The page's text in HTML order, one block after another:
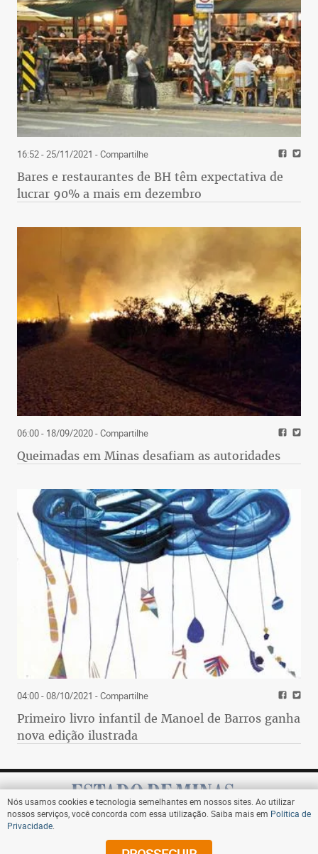
16:52 - 25/11/2021 - Compartilhe
Bares e restaurantes de BH têm expectativa de
lucrar 90% a mais em dezembro
06:00 - 18/09/2020- Compartilhe
Queimadas em Minas desafiam as autoridades
04:00 - 08/10/2021 - Compartilhe
Primeiro livro infantil de Manoel de Barros ganha
nova edição ilustrada
Assine
Nós usamos cookies e tecnologia semelhantes em nossos sites. Ao utilizar
nossos serviços, você concorda com essa utilização. Saiba mais em Política de
Privacidade